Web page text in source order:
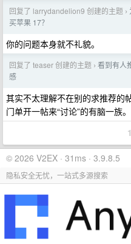
回复了 larrydandelion9 创建的主题 ›
买苹果 17？
你的问题本身就不礼貌。
回复了 teaser 创建的主题 › 看到有人
感
其实不太理解不在别的求推荐的
门单开一帖来“讨论”的有脑一族。
© 2026 V2EX · 31ms · 3.9.8.5
隐私安全无忧，一站式多源搜索